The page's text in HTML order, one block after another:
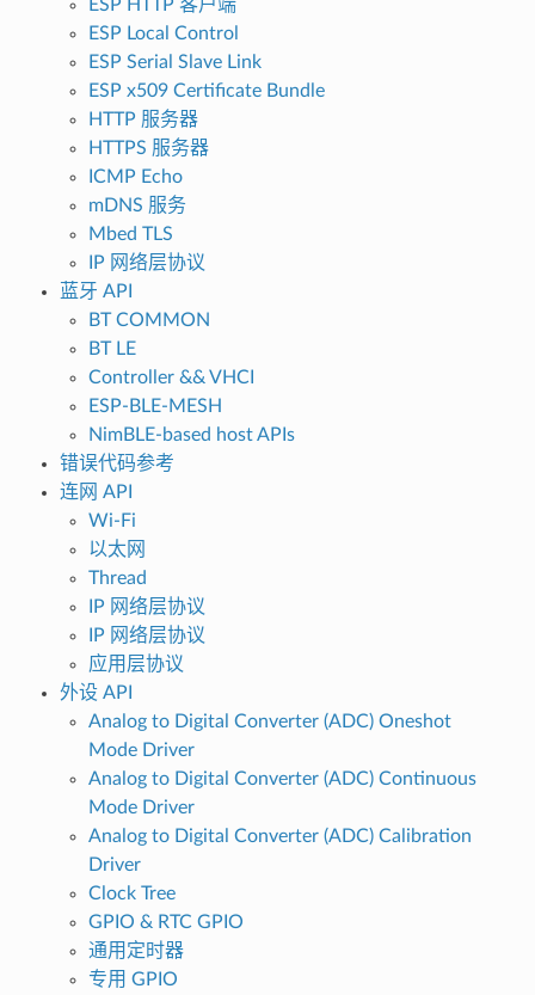
ESP HTTP 客户端
ESP Local Control
ESP Serial Slave Link
ESP x509 Certificate Bundle
HTTP 服务器
HTTPS 服务器
ICMP Echo
mDNS 服务
Mbed TLS
IP 网络层协议
蓝牙 API
BT COMMON
BT LE
Controller && VHCI
ESP-BLE-MESH
NimBLE-based host APIs
错误代码参考
连网 API
Wi-Fi
以太网
Thread
IP 网络层协议
IP 网络层协议
应用层协议
外设 API
Analog to Digital Converter (ADC) Oneshot
Mode Driver
Analog to Digital Converter (ADC) Continuous
Mode Driver
Analog to Digital Converter (ADC) Calibration
Driver
Clock Tree
GPIO & RTC GPIO
通用定时器
专用 GPIO